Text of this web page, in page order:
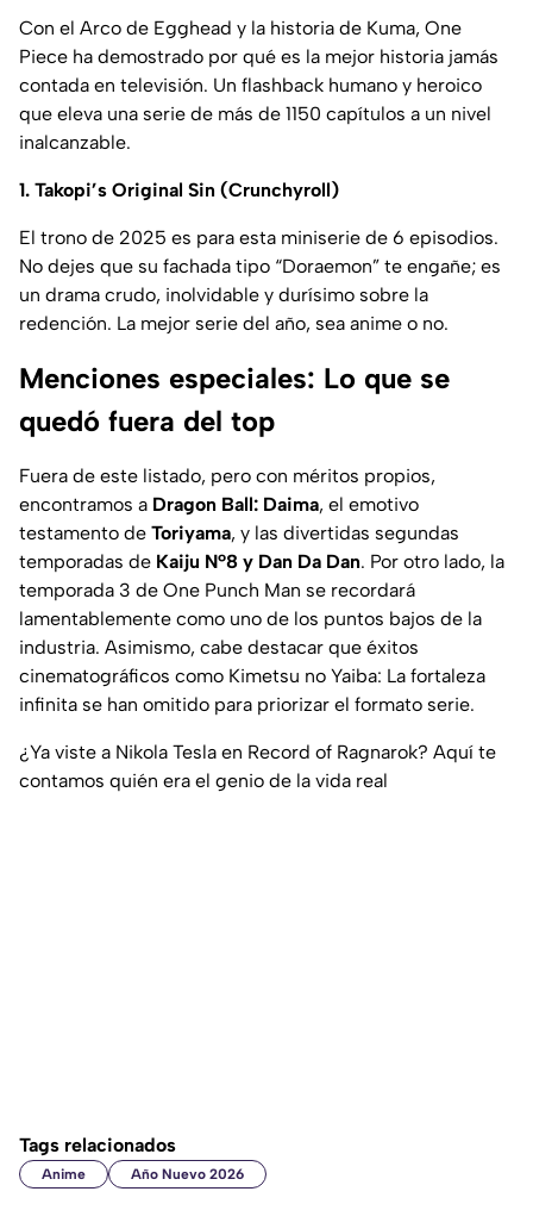
Con el Arco de Egghead y la historia de Kuma, One
Piece ha demostrado por qué es la mejor historia jamás
contada en televisión. Un flashback humano y heroico
que eleva una serie de más de 1150 capítulos a un nivel
inalcanzable.
1. Takopi’s Original Sin (Crunchyroll)
El trono de 2025 es para esta miniserie de 6 episodios.
No dejes que su fachada tipo “Doraemon” te engañe; es
un drama crudo, inolvidable y durísimo sobre la
redención. La mejor serie del año, sea anime o no.
Menciones especiales: Lo que se
quedó fuera del top
Fuera de este listado, pero con méritos propios,
encontramos a Dragon Ball: Daima, el emotivo
testamento de Toriyama, y las divertidas segundas
temporadas de Kaiju Nº8 y Dan Da Dan. Por otro lado, la
temporada 3 de One Punch Man se recordará
lamentablemente como uno de los puntos bajos de la
industria. Asimismo, cabe destacar que éxitos
cinematográficos como Kimetsu no Yaiba: La fortaleza
infinita se han omitido para priorizar el formato serie.
¿Ya viste a Nikola Tesla en Record of Ragnarok? Aquí te
contamos quién era el genio de la vida real
Tags relacionados
Anime Año Nuevo 2026